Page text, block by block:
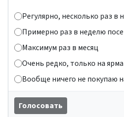
Регулярно, несколько раз в
Примерно раз в неделю
Максимум раз в месяц
Очень редко, только на
Вообще ничего не покупаю
Голосовать